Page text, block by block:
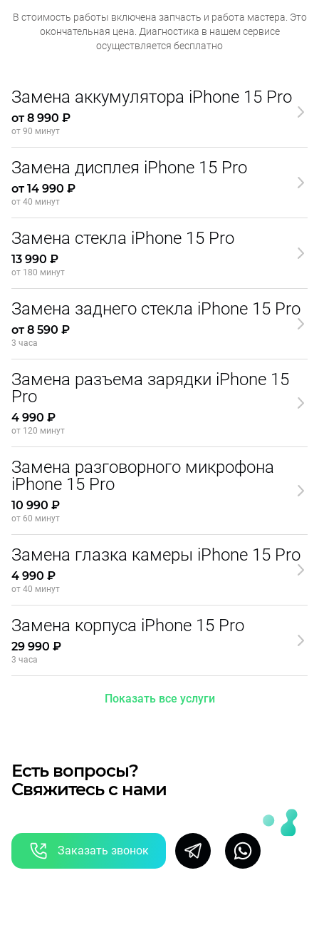
В стоимость работы включена запчасть и работа мастера. Это
окончательная цена. Диагностика в нашем сервисе
осуществляется бесплатно
Замена аккумулятора iPhone 15 Pro
от 8 990 ₽
от 90 минут
Замена дисплея iPhone 15 Pro
от 14 990 ₽
от 40 минут
Замена стекла iPhone 15 Pro
13 990 ₽
от 180 минут
Замена заднего стекла iPhone 15 Pro
от 8 590 ₽
3 часа
Замена разъема зарядки iPhone 15
Pro
4 990 ₽
от 120 минут
Замена разговорного микрофона
iPhone 15 Pro
10 990 ₽
от 60 минут
Замена глазка камеры iPhone 15 Pro
4 990 ₽
от 40 минут
Замена корпуса iPhone 15 Pro
29 990 ₽
3 часа
Показать все услуги
Есть вопросы?
Свяжитесь с нами
Заказать звонок